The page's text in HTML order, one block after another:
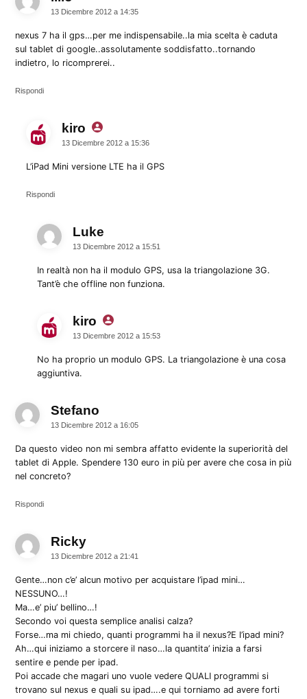
13 Dicembre 2012 a 14:35
nexus 7 ha il gps…per me indispensabile..la mia scelta è caduta
sul tablet di google..assolutamente soddisfatto..tornando
indietro, lo ricomprerei..
Rispondi
kiro dice:
13 Dicembre 2012 a 15:36
L’iPad Mini versione LTE ha il GPS
Rispondi
Luke
13 Dicembre 2012 a 15:51
In realtà non ha il modulo GPS, usa la triangolazione 3G.
Tant’è che offline non funziona.
kiro dice:
13 Dicembre 2012 a 15:53
No ha proprio un modulo GPS. La triangolazione è una cosa
aggiuntiva.
Stefano
13 Dicembre 2012 a 16:05
Da questo video non mi sembra affatto evidente la superiorità del
tablet di Apple. Spendere 130 euro in più per avere che cosa in più
nel concreto?
Rispondi
Rickydice:
13 Dicembre 2012 a 21:41
Gente…non c’e’ alcun motivo per acquistare l’ipad mini…
NESSUNO…!
Ma…e’ piu’ bellino…!
Secondo voi questa semplice analisi calza?
Forse…ma mi chiedo, quanti programmi ha il nexus?E l’ipad mini?
Ah…qui iniziamo a storcere il naso…la quantita’ inizia a farsi
sentire e pende per ipad.
Poi accade che magari uno vuole vedere QUALI programmi si
trovano sul nexus e quali su ipad….e qui torniamo ad avere forti